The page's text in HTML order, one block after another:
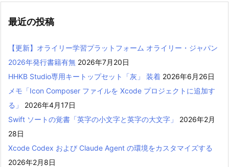
最近の投稿
【更新】オライリー学習プラットフォーム オライリー・ジャパン
2026年発行書籍有無 2026年7月20日
HHKB Studio専用キートップセット「灰」 装着 2026年6月26日
メモ「Icon Composer ファイルを Xcode プロジェクトに追加す
る」
2026年4月17日
Swift ソートの覚書「英字の小文字と英字の大文字」
2026年2月
28日
Xcode Codex および Claude Agent の環境をカスタマイズする
2026年2月8日